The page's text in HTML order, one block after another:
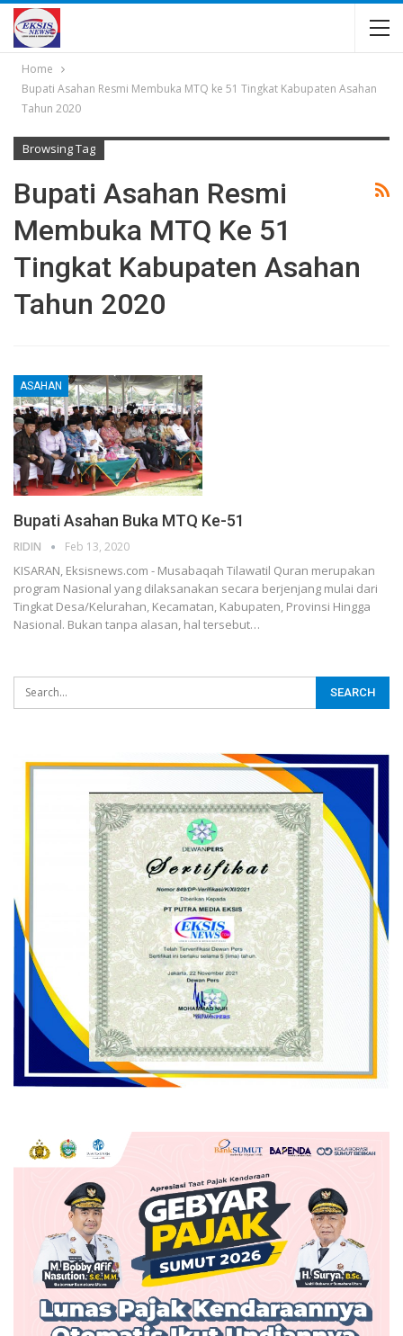
Home
Bupati Asahan Resmi Membuka MTQ ke 51 Tingkat Kabupaten Asahan
Tahun 2020
Browsing Tag
Bupati Asahan Resmi
Membuka MTQ Ke 51
Tingkat Kabupaten Asahan
Tahun 2020
ASAHAN
Bupati Asahan Buka MTQ Ke-51
RIDIN Feb 13, 2020
KISARAN, Eksisnews.com - Musabaqah Tilawatil Quran merupakan
program Nasional yang dilaksanakan secara berjenjang mulai dari
Tingkat Desa/Kelurahan, Kecamatan, Kabupaten, Provinsi Hingga
Nasional. Bukan tanpa alasan, hal tersebut…